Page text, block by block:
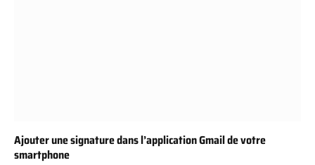
Ajouter une signature dans l’application Gmail de votre
smartphone